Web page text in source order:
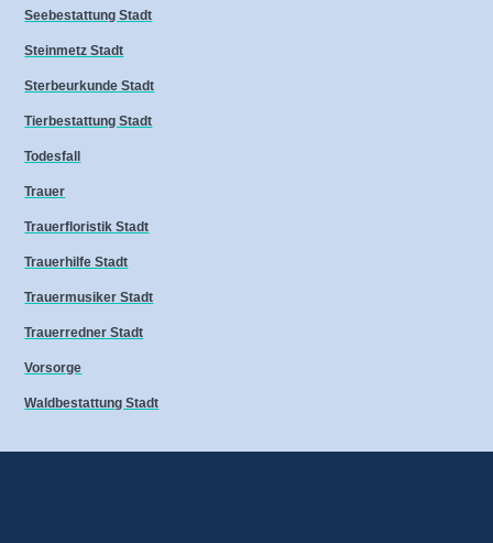
Seebestattung Stadt
Steinmetz Stadt
Sterbeurkunde Stadt
Tierbestattung Stadt
Todesfall
Trauer
Trauerfloristik Stadt
Trauerhilfe Stadt
Trauermusiker Stadt
Trauerredner Stadt
Vorsorge
Waldbestattung Stadt